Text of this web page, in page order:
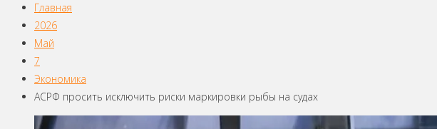
Главная
2026
Май
7
Экономика
АСРФ просить исключить риски маркировки рыбы на судах